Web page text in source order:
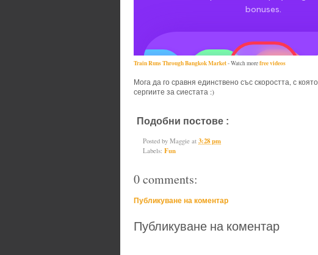
Train Runs Through Bangkok Market- Watch morefree videos
Мога да го сравня единствено със скоростта, с
сергиите за сиестата :)
Подобни постове :
Posted by Maggie at 3:28 pm
Labels: Fun
0 comments:
Публикуване на коментар
Публикуване на коментар